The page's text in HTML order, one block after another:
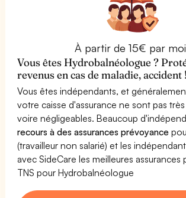
À partir de 15€ par
Vous êtes Hydrobalnéologue ?
revenus en cas de maladie, accident !
Vous êtes indépendants, et
votre caisse d'assurance ne sont pas
voire négligeables. Beaucoup
recours à des assurances prévoyance
(travailleur non salarié) et les
avec SideCare les meilleures assurances
TNS pour Hydrobalnéologue